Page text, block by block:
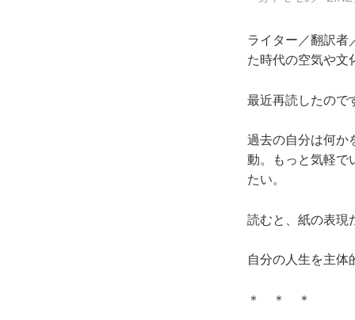
ライター／翻訳者
た時代の空気や文
最近再読したので
過去の自分は何か
動。もっと気軽で
たい。
読むと、紙の表現
自分の人生を主体
＊ ＊ ＊